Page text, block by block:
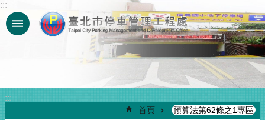
跳到主要內容區塊
:::
:::
首頁 預算法第62條之1專區